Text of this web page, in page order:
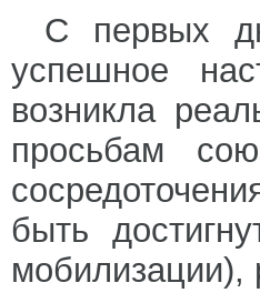
С первых
успешное
возникла
просьбам
быть
мобилизации),